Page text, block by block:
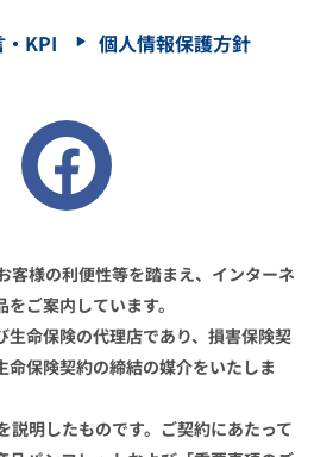
・KPI
個人情報保護方針
客様の利便性等を踏まえ、インターネ
ご案内しています。
生命保険の代理店であり、損害保険契
命保険契約の締結の媒介をいたしま
説明したものです。ご契約にあたって